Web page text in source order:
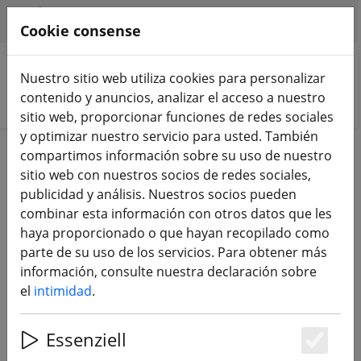
Buscar productos
Home DJI
DJI
114 Products
Unterkategorien
Cookie consense
Nuestro sitio web utiliza cookies para personalizar
contenido y anuncios, analizar el acceso a nuestro
sitio web, proporcionar funciones de redes sociales
y optimizar nuestro servicio para usted. También
compartimos información sobre su uso de nuestro
sitio web con nuestros socios de redes sociales,
publicidad y análisis. Nuestros socios pueden
combinar esta información con otros datos que les
haya proporcionado o que hayan recopilado como
parte de su uso de los servicios. Para obtener más
información, consulte nuestra declaración sobre
el intimidad.
Essenziell